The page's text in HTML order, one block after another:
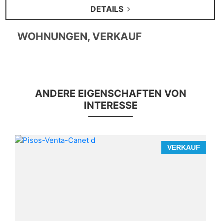
DETAILS
WOHNUNGEN, VERKAUF
ANDERE EIGENSCHAFTEN VON
INTERESSE
VERKAUF